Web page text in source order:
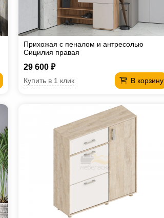
Прихожая с пеналом и антресолью
Сицилия правая
29 600 ₽
В корзину
Купить в 1 клик